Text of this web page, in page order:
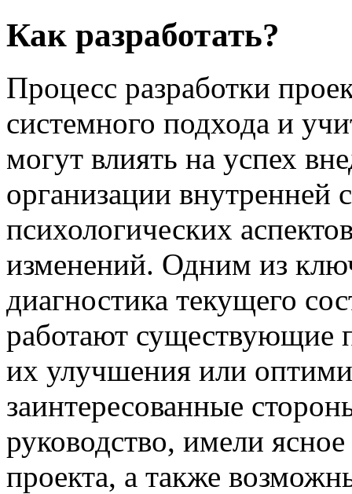
Как разработать?
Процесс разработки
системного подхода и
могут влиять на успех
организации внутренней
психологических
изменений. Одним из
диагностика текущего
работают существующие
их улучшения или
заинтересованные
руководство, имели
проекта, а также